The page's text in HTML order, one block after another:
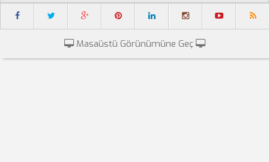
Masaüstü Görünümüne Geç